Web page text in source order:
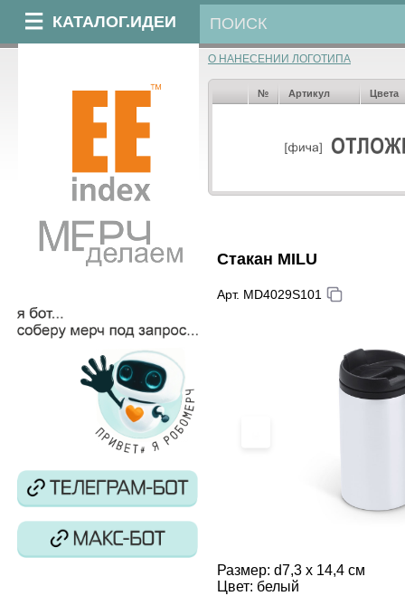
КАТАЛОГ.ИДЕИ
О НАНЕСЕНИИ ЛОГОТИПА
№ Артикул Цвета
Стакан MILU
Арт. MD4029S101
Размер: d7,3 х 14,4 см
Цвет: белый